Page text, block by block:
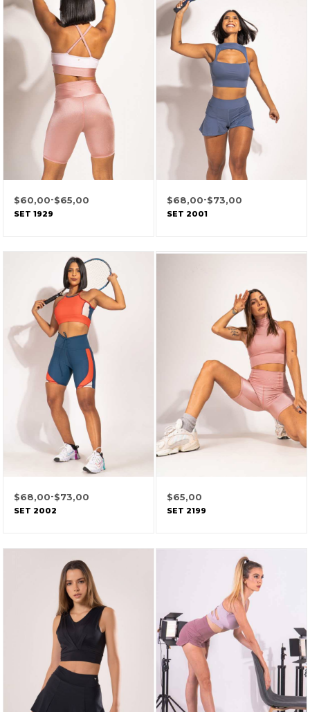
$60,00-$65,00
SET 1929
$68,00-$73,00
SET 2001
$68,00-$73,00
SET 2002
$65,00
SET 2199